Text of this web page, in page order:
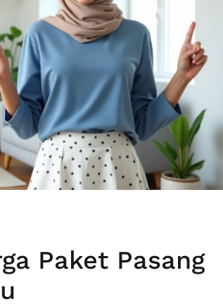
Paket Pasang